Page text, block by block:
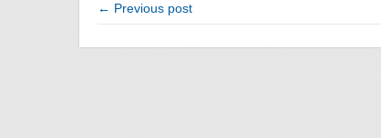
← Previous post